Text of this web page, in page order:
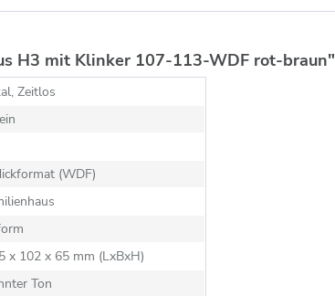
H3 mit Klinker 107-113-WDF rot-braun"
Zeitlos
(WDF)
x 102 x 65 mm (LxBxH)
Ton